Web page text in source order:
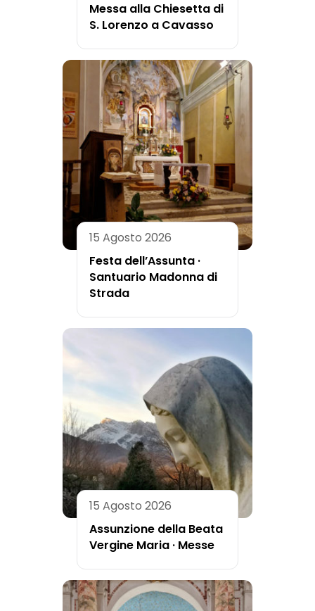
Messa alla Chiesetta di
S. Lorenzo a Cavasso
15 Agosto 2026
Festa dell’Assunta ·
Santuario Madonna di
Strada
15 Agosto 2026
Assunzione della Beata
Vergine Maria · Messe